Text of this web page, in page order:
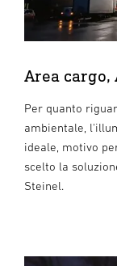
Area cargo,
Per quanto
ambientale,
ideale, motivo
scelto la
Steinel.